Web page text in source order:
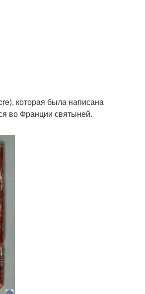
которая была написана
во Франции святыней.